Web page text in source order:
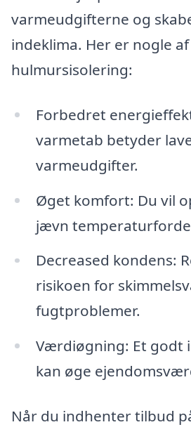
varmeudgifterne og
indeklima. Her er nogle
hulmursisolering:
Forbedret
varmetab betyder
varmeudgifter.
Øget komfort: Du vil
jævn
Decreased kondens:
risikoen for
fugtproblemer.
Værdiøgning: Et godt
kan øge
Når du indhenter tilbud